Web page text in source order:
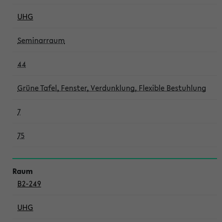
UHG
Seminarraum
44
Grüne Tafel, Fenster, Verdunklung, Flexible Bestuhlung
7
75
B2-249
UHG